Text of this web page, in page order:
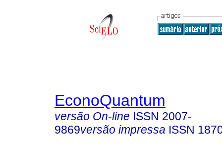
EconoQuantum
versão On-line ISSN 2007-
9869versão impressa ISSN